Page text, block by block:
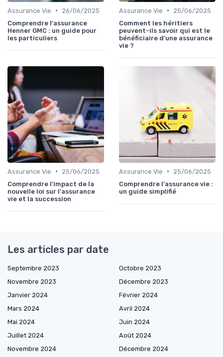
Assurance Vie •
26/06/2025
Comprendre l'assurance
Henner GMC : un guide pour
les particuliers
Assurance Vie •
25/06/2025
Comment les héritiers
peuvent-ils savoir qui est le
bénéficiaire d'une assurance
vie ?
Assurance Vie •
25/06/2025
Comprendre l'impact de la
nouvelle loi sur l'assurance
vie et la succession
Assurance Vie •
25/06/2025
Comprendre l'assurance vie :
un guide simplifié
Les articles par date
Septembre 2023
Octobre 2023
Novembre 2023
Décembre 2023
Janvier 2024
Février 2024
Mars 2024
Avril 2024
Mai 2024
Juin 2024
Juillet 2024
Août 2024
Novembre 2024
Décembre 2024